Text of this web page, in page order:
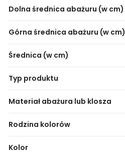
Dolna średnica abażuru (w cm)
Górna średnica abażuru (w cm)
Średnica (w cm)
Typ produktu
Materiał abażura lub klosza
Rodzina kolorów
Kolor